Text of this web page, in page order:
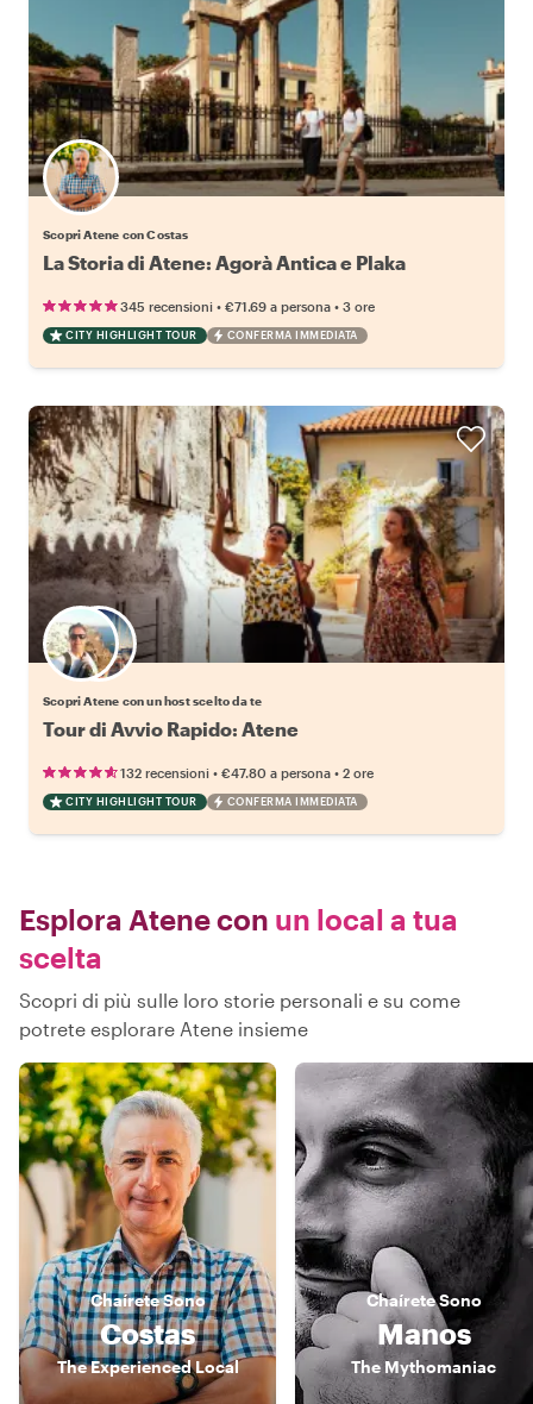
Scopri Atene con Costas
La Storia di Atene: Agorà Antica e Plaka
345 recensioni • €71.69 a persona • 3 ore
CITY HIGHLIGHT TOUR CONFERMA IMMEDIATA
Scegli il tuo local preferito
Scopri Atene con un host scelto da te
Tour di Avvio Rapido: Atene
132 recensioni • €47.80 a persona • 2 ore
CITY HIGHLIGHT TOUR CONFERMA IMMEDIATA
Esplora Atene con un local a tua
scelta
Scopri di più sulle loro storie personali e su come
potrete esplorare Atene insieme
ChaíreteSono
Costas
The Experienced Local
Chaírete Sono
Manos
The Mythomaniac